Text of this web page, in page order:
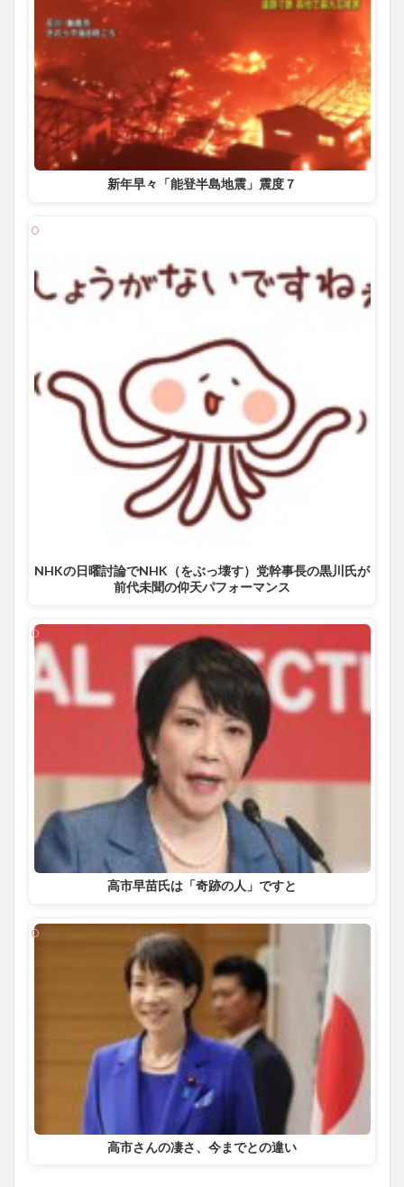
新年早々「能登半島地震」震度７
NHKの日曜討論でNHK（をぶっ壊す）党幹事長の黒川氏が
前代未聞の仰天パフォーマンス
高市早苗氏は「奇跡の人」ですと
高市さんの凄さ、今までとの違い